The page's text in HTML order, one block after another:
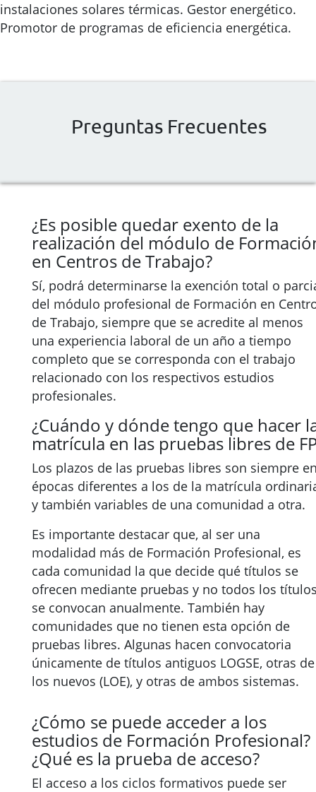
instalaciones solares térmicas. Gestor energético.
Promotor de programas de eficiencia energética.
Preguntas Frecuentes
¿Es posible quedar exento de la
realización del módulo de
en Centros de Trabajo?
Sí, podrá determinarse la exención total o
del módulo profesional de Formación en
de Trabajo, siempre que se acredite al menos
una experiencia laboral de un año a tiempo
completo que se corresponda con el trabajo
relacionado con los respectivos estudios
profesionales.
¿Cuándo y dónde tengo que hacer
matrícula en las pruebas libres de
Los plazos de las pruebas libres son siempre
épocas diferentes a los de la matrícula
y también variables de una comunidad a otra.
Es importante destacar que, al ser una
modalidad más de Formación Profesional, es
cada comunidad la que decide qué títulos se
ofrecen mediante pruebas y no todos los
se convocan anualmente. También hay
comunidades que no tienen esta opción de
pruebas libres. Algunas hacen convocatoria
únicamente de títulos antiguos LOGSE, otras de
los nuevos (LOE), y otras de ambos sistemas.
¿Cómo se puede acceder a los
estudios de Formación Profesional?
¿Qué es la prueba de acceso?
El acceso a los ciclos formativos puede ser